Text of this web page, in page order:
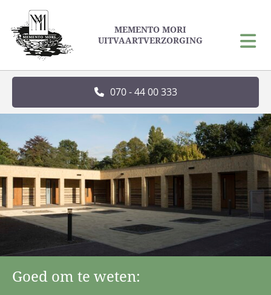
MEMENTO MORI
UITVAARTVERZORGING
070 - 44 00 333
Goed om te weten: